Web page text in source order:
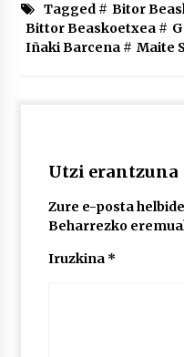
2026/
MUSIBLA
Tagged # Bitor
Bittor Beaskoetxea#
Iñaki Barcena# Maite
Utzi erantzuna
Zure e-posta
Beharrezko
Iruzkina *